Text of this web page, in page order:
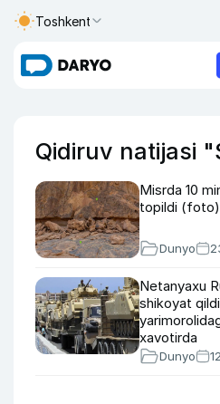
Toshkent
Qidiruv natijasi
Misrda 10
topildi (foto)
Dunyo
Netanyaxu
shikoyat
xavotirda
Dunyo